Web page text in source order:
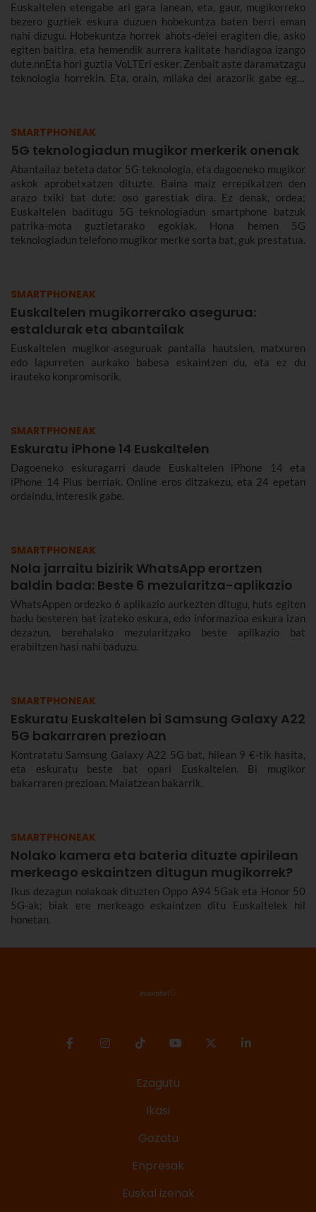
Euskaltelen etengabe ari gara lanean, eta, gaur, mugikorreko
bezero guztiek eskura duzuen hobekuntza baten berri eman
nahi dizugu. Hobekuntza horrek ahots-deiei eragiten die, asko
egiten baitira, eta hemendik aurrera kalitate handiagoa izango
dute.nnEta hori guztia VoLTEri esker. Zenbait aste daramatzagu
teknologia horrekin. Eta, orain, milaka dei arazorik gabe egin
SMARTPHONEAK
5G teknologiadun mugikor merkerik onenak
Abantailaz beteta dator 5G teknologia, eta dagoeneko mugikor
askok aprobetxatzen dituzte. Baina maiz errepikatzen den
arazo txiki bat dute: oso garestiak dira. Ez denak, ordea;
Euskaltelen baditugu 5G teknologiadun smartphone batzuk
patrika-mota guztietarako egokiak. Hona hemen 5G
teknologiadun telefono mugikor merke sorta bat, guk prestatua.
SMARTPHONEAK
Euskaltelen mugikorrerako asegurua:
estaldurak eta abantailak
Euskaltelen mugikor-aseguruak pantaila hautsien, matxuren
edo lapurreten aurkako babesa eskaintzen du, eta ez du
irauteko konpromisorik.
SMARTPHONEAK
Eskuratu iPhone 14 Euskaltelen
Dagoeneko eskuragarri daude Euskaltelen iPhone 14 eta
iPhone 14 Plus berriak. Online eros ditzakezu, eta 24 epetan
ordaindu, interesik gabe.
SMARTPHONEAK
Nola jarraitu bizirik WhatsApp erortzen
baldin bada: Beste 6 mezularitza-aplikazio
WhatsAppen ordezko 6 aplikazio aurkezten ditugu, huts egiten
badu besteren bat izateko eskura, edo informazioa eskura izan
dezazun, berehalako mezularitzako beste aplikazio bat
erabiltzen hasi nahi baduzu.
SMARTPHONEAK
Eskuratu Euskaltelen bi Samsung Galaxy A22
5G bakarraren prezioan
Kontratatu Samsung Galaxy A22 5G bat, hilean 9 €-tik hasita,
eta eskuratu beste bat opari Euskaltelen. Bi mugikor
bakarraren prezioan. Maiatzean bakarrik.
SMARTPHONEAK
Nolako kamera eta bateria dituzte apirilean
merkeago eskaintzen ditugun mugikorrek?
Ikus dezagun nolakoak dituzten Oppo A94 5Gak eta Honor 50
5G-ak; biak ere merkeago eskaintzen ditu Euskaltelek hil
honetan.
Ezagutu
Ikasi
Gozatu
Enpresak
Euskal izenak